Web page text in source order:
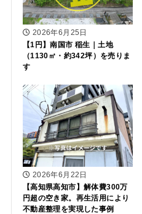
2026年6月25日
【1円】南国市 稲生｜土地
（1130㎡・約342坪）を売りま
す
2026年6月22日
【高知県高知市】解体費300万
円超の空き家。再生活用により
不動産整理を実現した事例